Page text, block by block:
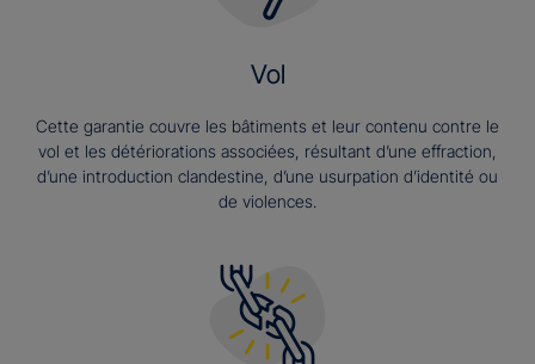
Vol
Cette garantie couvre les bâtiments et leur contenu contre le
vol et les détériorations associées, résultant d’une effraction,
d’une introduction clandestine, d’une usurpation d’identité ou
de violences.